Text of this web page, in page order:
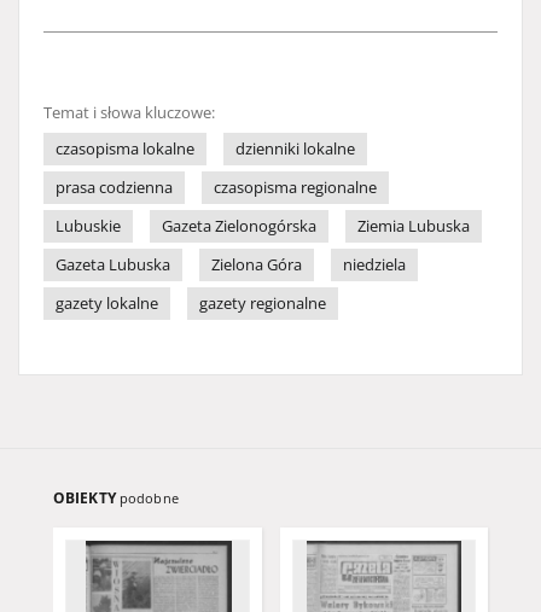
Temat i słowa kluczowe:
czasopisma lokalne
dzienniki lokalne
prasa codzienna
czasopisma regionalne
Lubuskie
Gazeta Zielonogórska
Ziemia Lubuska
Gazeta Lubuska
Zielona Góra
niedziela
gazety lokalne
gazety regionalne
OBIEKTY podobne